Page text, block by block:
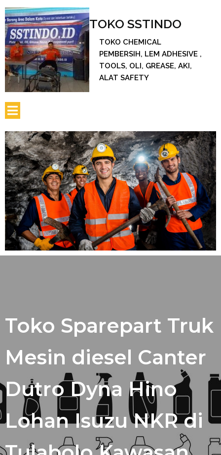
TOKO SSTINDO
TOKO CHEMICAL
PEMBERSIH, LEM ADHESIVE ,
TOOLS, OLI, GREASE, AKI,
ALAT SAFETY
Toko Sparepart Truk
Mesin diesel Canter
Dutro Dyna Hino
Lohan Isuzu NKR di